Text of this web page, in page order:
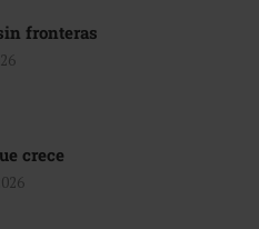
fronteras
crece